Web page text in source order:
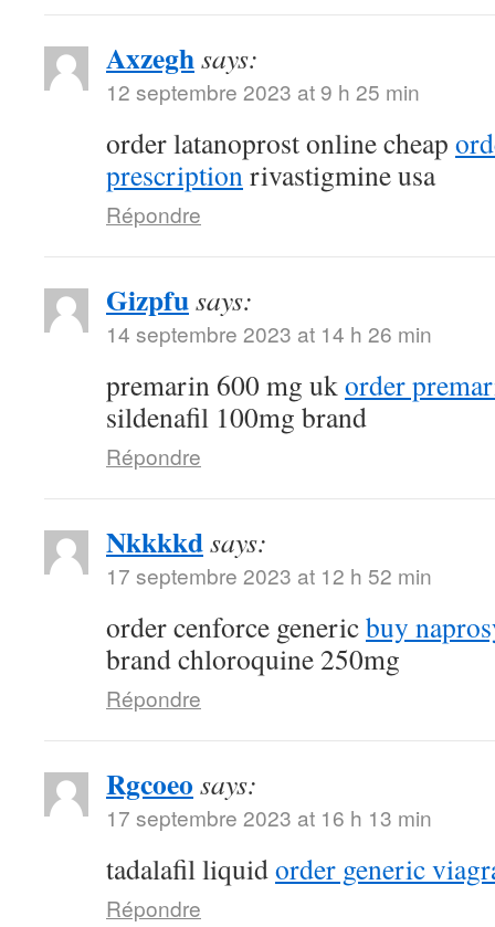
Axzeghsays:
12 septembre 2023 at 9 h 25 min
order latanoprost online cheap
prescription rivastigmine usa
Répondre
Gizpfusays:
14 septembre 2023 at 14 h 26 min
premarin 600 mg uk order
sildenafil 100mg brand
Répondre
Nkkkkdsays:
17 septembre 2023 at 12 h 52 min
order cenforce genericbuy
brand chloroquine 250mg
Répondre
Rgcoeo says:
17 septembre 2023 at 16 h 13 min
tadalafil liquidorder generic
Répondre